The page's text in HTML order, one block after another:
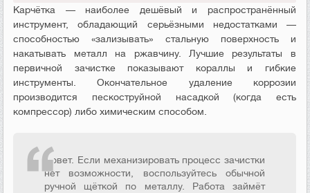
Карчётка — наиболее дешёвый и распространённый
инструмент, обладающий серьёзными недостатками —
способностью «зализывать» стальную поверхность и
накатывать металл на ржавчину. Лучшие результаты в
первичной зачистке показывают кораллы и гибкие
инструменты. Окончательное удаление коррозии
производится пескоструйной насадкой (когда есть
компрессор) либо химическим способом.
Совет. Если механизировать процесс зачистки
нет возможности, воспользуйтесь обычной
ручной щёткой по металлу. Работа займёт